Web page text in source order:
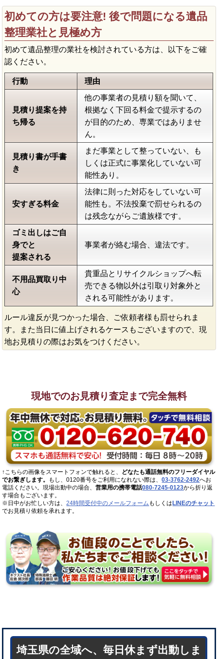
初めての方は要注意! 後で問題になる遺品
整理業社と見極め方
初めて遺品整理の業社を検討されている方は、以下をご確
認ください。
行動 理由
見積り提案を持
ち帰る
他の事業者の見積り額を聞いて、
根拠なく下回る料金で提示するの
が目的のため、専業ではありませ
ん。
見積り書が手書
き
まだ事業として整っていない、も
しくは正式に事業化していない可
能性あり。
安すぎる料金
法律に則った対応をしていない可
能性も。不法投棄で罰せられるの
は残念ながらご遺族様です。
ゴミ出しはご自
身でと
提案される
事業者が絡む場合、違法です。
不用品買取り中
心
貴重品とリサイクルショップへ転
売できる物以外は引取り対象外と
される可能性があります。
ルール違反が見つかった場合、ご依頼者様も罰せられま
す。また当日に値上げされるケースもございますので、現
地お見積りの際はお気をつけください。
現地でのお見積り査定まで完全無料
↑こちらの画像をスマートフォンで触れると、
どなたも通話無料のフリーダイヤル
でお繋ぎします。
もし、0120番号をご利用になれない際は、03-3762-2492へお
電話ください。現場出動中の場合、営業用の携帯電話080-7245-0123から折り返
す場合もございます。
※日中がお忙しい方は、24時間受付中のメールフォーム もしくは LINEのチャット
でお見積り依頼を承れます。
埼玉県の全域へ、毎日休まず出動しま